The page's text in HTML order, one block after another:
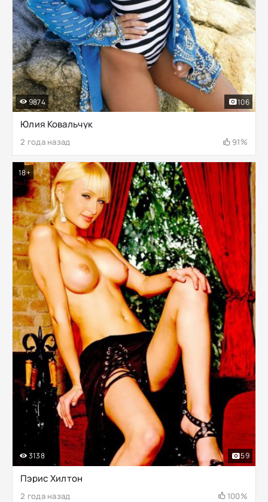
Юлия Ковальчук
2 года назад 91%
9874 106
Пэрис Хилтон
2 года назад 100%
3138 59
18+